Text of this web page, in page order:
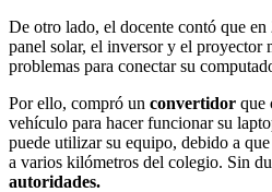
De otro lado, el docente contó que
panel solar, el inversor y el proyector
problemas para conectar su
Por ello, compró un convertidor que
vehículo para hacer funcionar su
puede utilizar su equipo, debido a
a varios kilómetros del colegio. Sin
autoridades.